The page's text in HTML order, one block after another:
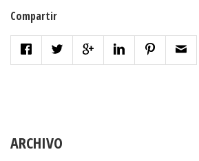
Compartir
ARCHIVO